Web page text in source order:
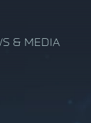
& MEDIA